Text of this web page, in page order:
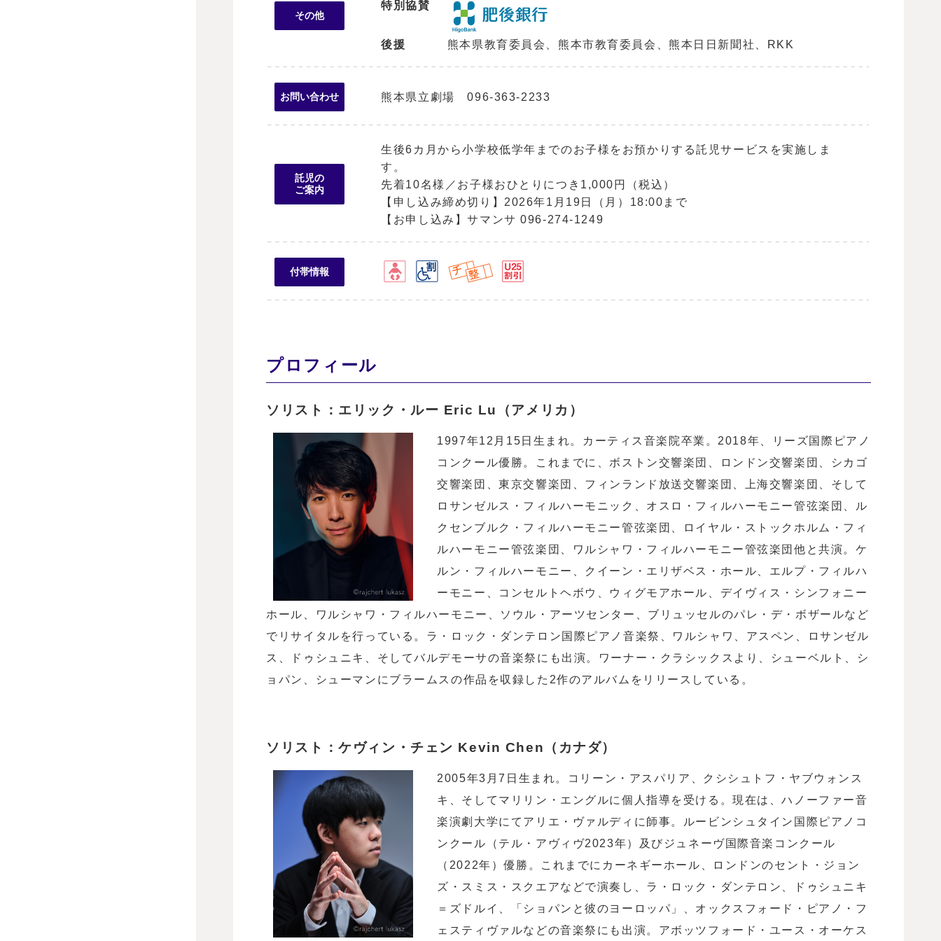
その他
特別協賛
後援 熊本県教育委員会、熊本市教育委員会、熊本日日新聞社、RKK
お問い合わせ 熊本県立劇場 096-363-2233
託児の
ご案内
生後6カ月から小学校低学年までのお子様をお預かりする託児サービスを実施しま
す。
先着10名様／お子様おひとりにつき1,000円（税込）
【申し込み締め切り】2026年1月19日（月）18:00まで
【お申し込み】サマンサ 096-274-1249
付帯情報
プロフィール
ソリスト：エリック・ルー Eric Lu（アメリカ）
1997年12月15日生まれ。カーティス音楽院卒業。2018年、リーズ国際ピアノ
コンクール優勝。これまでに、ボストン交響楽団、ロンドン交響楽団、シカゴ
交響楽団、東京交響楽団、フィンランド放送交響楽団、上海交響楽団、そして
ロサンゼルス・フィルハーモニック、オスロ・フィルハーモニー管弦楽団、ル
クセンブルク・フィルハーモニー管弦楽団、ロイヤル・ストックホルム・フィ
ルハーモニー管弦楽団、ワルシャワ・フィルハーモニー管弦楽団他と共演。ケ
ルン・フィルハーモニー、クイーン・エリザベス・ホール、エルプ・フィルハ
ーモニー、コンセルトヘボウ、ウィグモアホール、デイヴィス・シンフォニー
ホール、ワルシャワ・フィルハーモニー、ソウル・アーツセンター、ブリュッセルのパレ・デ・ボザールなど
でリサイタルを行っている。ラ・ロック・ダンテロン国際ピアノ音楽祭、ワルシャワ、アスペン、ロサンゼル
ス、ドゥシュニキ、そしてバルデモーサの音楽祭にも出演。ワーナー・クラシックスより、シューベルト、シ
ョパン、シューマンにブラームスの作品を収録した2作のアルバムをリリースしている。
ソリスト：ケヴィン・チェン Kevin Chen（カナダ）
2005年3月7日生まれ。コリーン・アスパリア、クシシュトフ・ヤブウォンス
キ、そしてマリリン・エングルに個人指導を受ける。現在は、ハノーファー音
楽演劇大学にてアリエ・ヴァルディに師事。ルービンシュタイン国際ピアノコ
ンクール（テル・アヴィヴ2023年）及びジュネーヴ国際音楽コンクール
（2022年）優勝。これまでにカーネギーホール、ロンドンのセント・ジョン
ズ・スミス・スクエアなどで演奏し、ラ・ロック・ダンテロン、ドゥシュニキ
＝ズドルイ、「ショパンと彼のヨーロッパ」、オックスフォード・ピアノ・フ
ェスティヴァルなどの音楽祭にも出演。アボッツフォード・ユース・オーケス